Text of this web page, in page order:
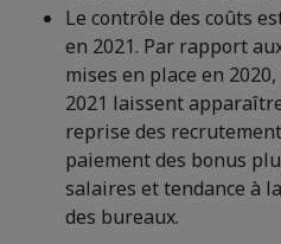
Le contrôle des coûts
en 2021. Par rapport
mises en place en
2021 laissent
reprise des
paiement des bonus
salaires et tendance à
des bureaux.